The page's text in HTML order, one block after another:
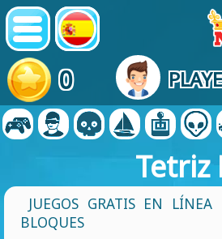
0
Tetriz
JUEGOS GRATIS EN LÍNEA
BLOQUES